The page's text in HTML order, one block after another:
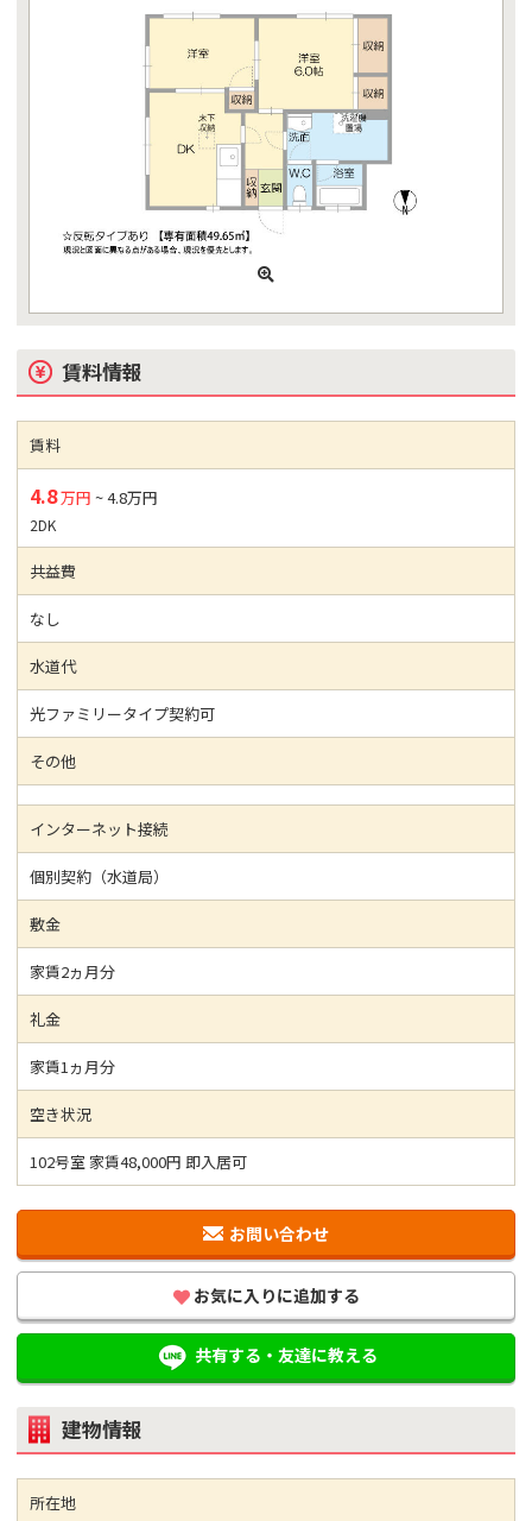
賃料情報
賃料
4.8万円 ~ 4.8万円
2DK
共益費
なし
水道代
光ファミリータイプ契約可
その他
インターネット接続
個別契約（水道局）
敷金
家賃2ヵ月分
礼金
家賃1ヵ月分
空き状況
102号室 家賃48,000円 即入居可
お問い合わせ
お気に入りに追加する
共有する・友達に教える
建物情報
所在地